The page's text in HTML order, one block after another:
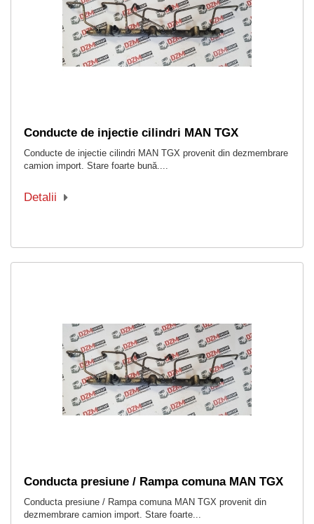
Conducte de injectie cilindri MAN TGX
Conducte de injectie cilindri MAN TGX provenit din dezmembrare
camion import. Stare foarte bună....
Detalii
Conducta presiune / Rampa comuna MAN TGX
Conducta presiune / Rampa comuna MAN TGX provenit din
dezmembrare camion import. Stare foarte...